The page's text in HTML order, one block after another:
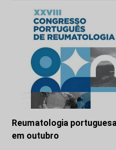
Reumatologia
em outubro